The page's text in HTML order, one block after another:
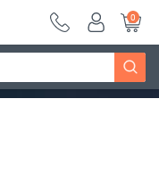
Дізнатись більше
0